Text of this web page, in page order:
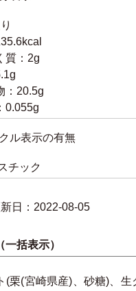
質：2g
：20.5g
0.055g
ル表示の有無
チック
日：2022-08-05
括表示）
(栗(宮崎県産)、砂糖)、生